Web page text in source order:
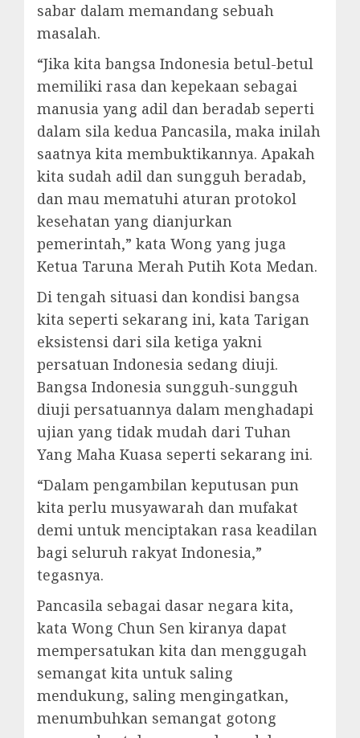
sabar dalam memandang sebuah
masalah.
“Jika kita bangsa Indonesia betul-betul
memiliki rasa dan kepekaan sebagai
manusia yang adil dan beradab seperti
dalam sila kedua Pancasila, maka inilah
saatnya kita membuktikannya. Apakah
kita sudah adil dan sungguh beradab,
dan mau mematuhi aturan protokol
kesehatan yang dianjurkan
pemerintah,” kata Wong yang juga
Ketua Taruna Merah Putih Kota Medan.
Di tengah situasi dan kondisi bangsa
kita seperti sekarang ini, kata Tarigan
eksistensi dari sila ketiga yakni
persatuan Indonesia sedang diuji.
Bangsa Indonesia sungguh-sungguh
diuji persatuannya dalam menghadapi
ujian yang tidak mudah dari Tuhan
Yang Maha Kuasa seperti sekarang ini.
“Dalam pengambilan keputusan pun
kita perlu musyawarah dan mufakat
demi untuk menciptakan rasa keadilan
bagi seluruh rakyat Indonesia,”
tegasnya.
Pancasila sebagai dasar negara kita,
kata Wong Chun Sen kiranya dapat
mempersatukan kita dan menggugah
semangat kita untuk saling
mendukung, saling mengingatkan,
menumbuhkan semangat gotong